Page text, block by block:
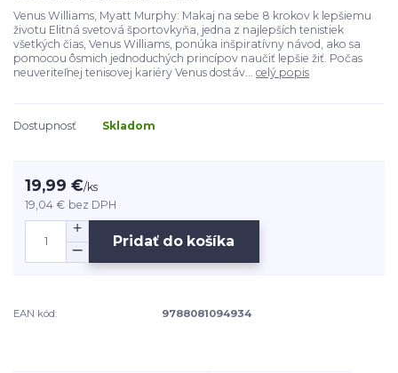
Venus Williams, Myatt Murphy: Makaj na sebe 8 krokov k lepšiemu
životu Elitná svetová športovkyňa, jedna z najlepších tenistiek
všetkých čias, Venus Williams, ponúka inšpiratívny návod, ako sa
pomocou ôsmich jednoduchých princípov naučiť lepšie žiť. Počas
neuveriteľnej tenisovej kariéry Venus dostáv... celý popis
Dostupnosť Skladom
19,99 €/ks
19,04 € bez DPH
Pridať do košíka
EAN kód: 9788081094934